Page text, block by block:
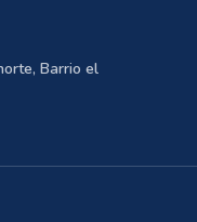
Barrio el